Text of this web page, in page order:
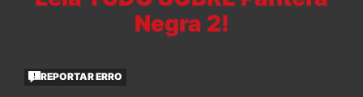
Negra 2!
REPORTAR ERRO